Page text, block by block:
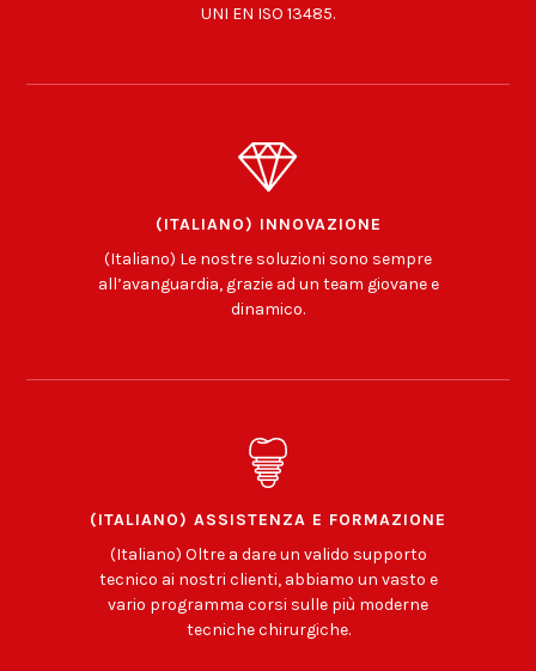
UNI EN ISO 13485.
(ITALIANO) INNOVAZIONE
(Italiano) Le nostre soluzioni sono sempre
all’avanguardia, grazie ad un team giovane e
dinamico.
(ITALIANO) ASSISTENZA E FORMAZIONE
(Italiano) Oltre a dare un valido supporto
tecnico ai nostri clienti, abbiamo un vasto e
vario programma corsi sulle più moderne
tecniche chirurgiche.